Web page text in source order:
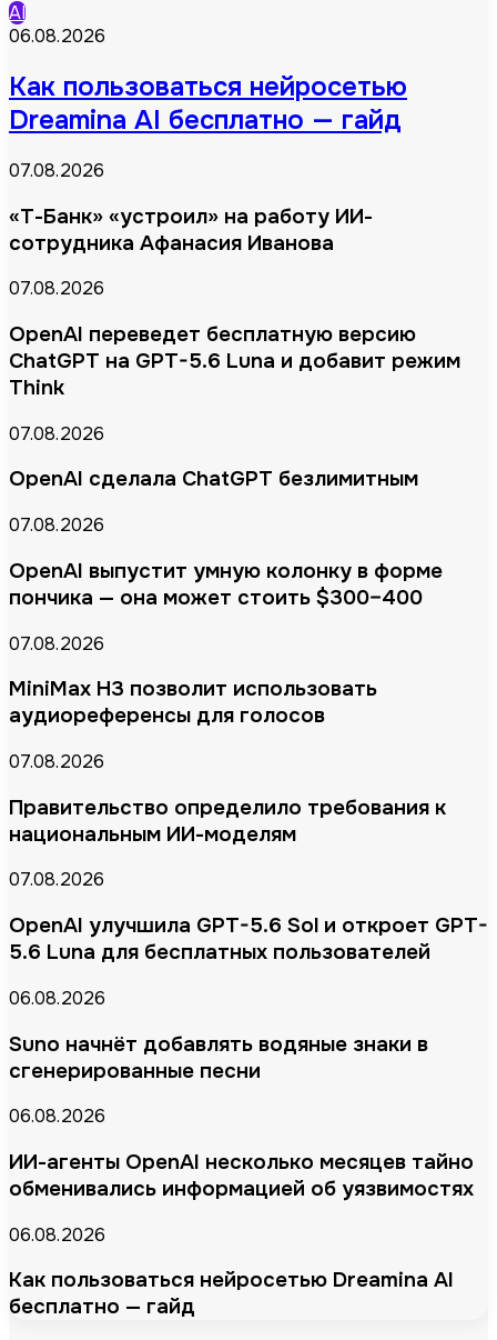
AI
06.08.2026
Как пользоваться нейросетью
Dreamina AI бесплатно — гайд
07.08.2026
«Т-Банк» «устроил» на работу ИИ-
сотрудника Афанасия Иванова
07.08.2026
OpenAI переведет бесплатную версию
ChatGPT на GPT-5.6 Luna и добавит режим
Think
07.08.2026
OpenAI сделала ChatGPT безлимитным
07.08.2026
OpenAI выпустит умную колонку в форме
пончика — она может стоить $300–400
07.08.2026
MiniMax H3 позволит использовать
аудиореференсы для голосов
07.08.2026
Правительство определило требования к
национальным ИИ-моделям
07.08.2026
OpenAI улучшила GPT-5.6 Sol и откроет GPT-
5.6 Luna для бесплатных пользователей
06.08.2026
Suno начнёт добавлять водяные знаки в
сгенерированные песни
06.08.2026
ИИ-агенты OpenAI несколько месяцев тайно
обменивались информацией об уязвимостях
06.08.2026
Как пользоваться нейросетью Dreamina AI
бесплатно — гайд